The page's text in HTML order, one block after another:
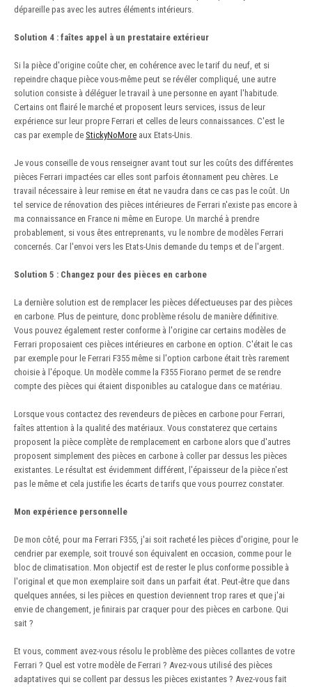
dépareille pas avec les autres éléments intérieurs.
Solution 4 : faîtes appel à un prestataire extérieur
Si la pièce d'origine coûte cher, en cohérence avec le tarif du neuf, et si
repeindre chaque pièce vous-même peut se révéler compliqué, une autre
solution consiste à déléguer le travail à une personne en ayant l'habitude.
Certains ont flairé le marché et proposent leurs services, issus de leur
expérience sur leur propre Ferrari et celles de leurs connaissances. C'est le
cas par exemple de StickyNoMore aux Etats-Unis.
Je vous conseille de vous renseigner avant tout sur les coûts des différentes
pièces Ferrari impactées car elles sont parfois étonnament peu chères. Le
travail nécessaire à leur remise en état ne vaudra dans ce cas pas le coût. Un
tel service de rénovation des pièces intérieures de Ferrari n'existe pas encore à
ma connaissance en France ni même en Europe. Un marché à prendre
probablement, si vous êtes entreprenants, vu le nombre de modèles Ferrari
concernés. Car l'envoi vers les Etats-Unis demande du temps et de l'argent.
Solution 5 : Changez pour des pièces en carbone
La dernière solution est de remplacer les pièces défectueuses par des pièces
en carbone. Plus de peinture, donc problème résolu de manière définitive.
Vous pouvez également rester conforme à l'origine car certains modèles de
Ferrari proposaient ces pièces intérieures en carbone en option. C'était le cas
par exemple pour le Ferrari F355 même si l'option carbone était très rarement
choisie à l'époque. Un modèle comme la F355 Fiorano permet de se rendre
compte des pièces qui étaient disponibles au catalogue dans ce matériau.
Lorsque vous contactez des revendeurs de pièces en carbone pour Ferrari,
faîtes attention à la qualité des matériaux. Vous constaterez que certains
proposent la pièce complète de remplacement en carbone alors que d'autres
proposent simplement des pièces en carbone à coller par dessus les pièces
existantes. Le résultat est évidemment différent, l'épaisseur de la pièce n'est
pas le même et cela justifie les écarts de tarifs que vous pourrez constater.
Mon expérience personnelle
De mon côté, pour ma Ferrari F355, j'ai soit racheté les pièces d'origine, pour le
cendrier par exemple, soit trouvé son équivalent en occasion, comme pour le
bloc de climatisation. Mon objectif est de rester le plus conforme possible à
l'original et que mon exemplaire soit dans un parfait état. Peut-être que dans
quelques années, si les pièces en question deviennent trop rares et que j'ai
envie de changement, je finirais par craquer pour des pièces en carbone. Qui
sait ?
Et vous, comment avez-vous résolu le problème des pièces collantes de votre
Ferrari ? Quel est votre modèle de Ferrari ? Avez-vous utilisé des pièces
adaptatives qui se collent par dessus les pièces existantes ? Avez-vous fait